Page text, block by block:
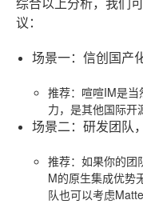
综合以上分析，我们
议：
场景一：信创国产
推荐：喧喧IM是
力，是其他国际开
场景二：研发团队
推荐：如果你的团
M的原生集成优势
队也可以考虑